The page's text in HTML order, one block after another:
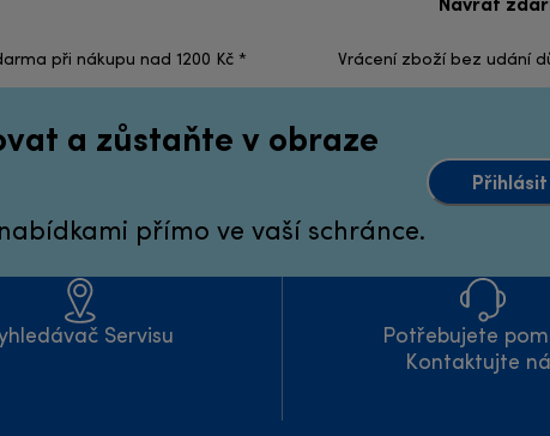
při nákupu nad 1200 Kč * Vrácení zboží bez udání
a zůstaňte v obraze
přímo ve vaší schránce.
Servisu
Potřebujete
Kontaktujte